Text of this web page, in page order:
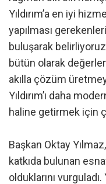
Yıldırım’a en iyi
yapılması
buluşarak
bütün olarak
akılla çözüm
Yıldırım’ı daha
haline getirmek için
Başkan Oktay
katkıda bulunan
olduklarını